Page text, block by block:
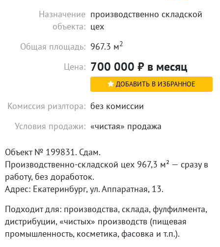
Назначение
объекта:
производственно складской
цех
Общая площадь: 967.3 м2
Цена: 700 000 ₽ в месяц
ДОБАВИТЬ В ИЗБРАННОЕ
Комиссия риэлтора: без комиссии
Условия продажи: «чистая» продажа
Объект № 199831. Сдам.
Производственно‑складской цех 967,3 м² — сразу в
работу, без доработок.
Адрес: Екатеринбург, ул. Аппаратная, 13.
Подходит для: производства, склада, фулфилмента,
дистрибуции, «чистых» производств (пищевая
промышленность, косметика, фасовка и т. п.).